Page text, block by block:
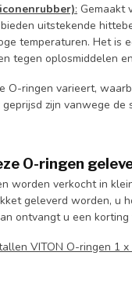
: Gemaakt
uitstekende
temperaturen. Het is
tegen oplosmiddelen
O-ringen varieert,
zijn vanwege
O-ringen
worden verkocht in
geleverd worden, u
ontvangt u een korting
VITON O-ringen 1 x